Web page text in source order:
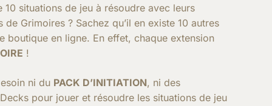
situations de jeu à résoudre avec leurs
Grimoires ? Sachez qu’il en existe 10 autres
boutique en ligne. En effet, chaque extension
!
ni du PACK D’INITIATION, ni des
pour jouer et résoudre les situations de jeu